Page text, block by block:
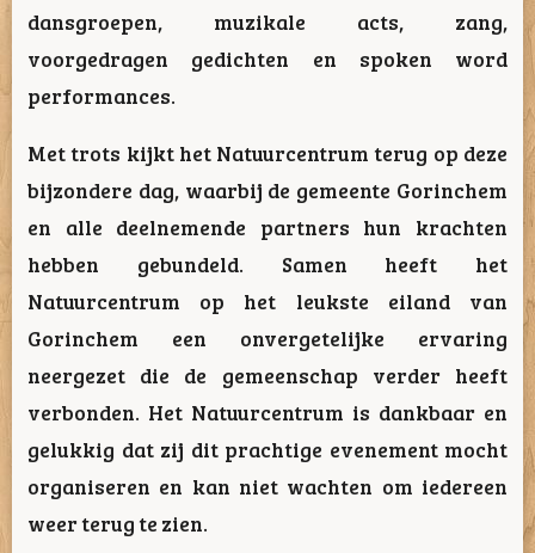
dansgroepen, muzikale acts, zang,
voorgedragen gedichten en spoken word
performances.
Met trots kijkt het Natuurcentrum terug op deze
bijzondere dag, waarbij de gemeente Gorinchem
en alle deelnemende partners hun krachten
hebben gebundeld. Samen heeft het
Natuurcentrum op het leukste eiland van
Gorinchem een onvergetelijke ervaring
neergezet die de gemeenschap verder heeft
verbonden. Het Natuurcentrum is dankbaar en
gelukkig dat zij dit prachtige evenement mocht
organiseren en kan niet wachten om iedereen
weer terug te zien.